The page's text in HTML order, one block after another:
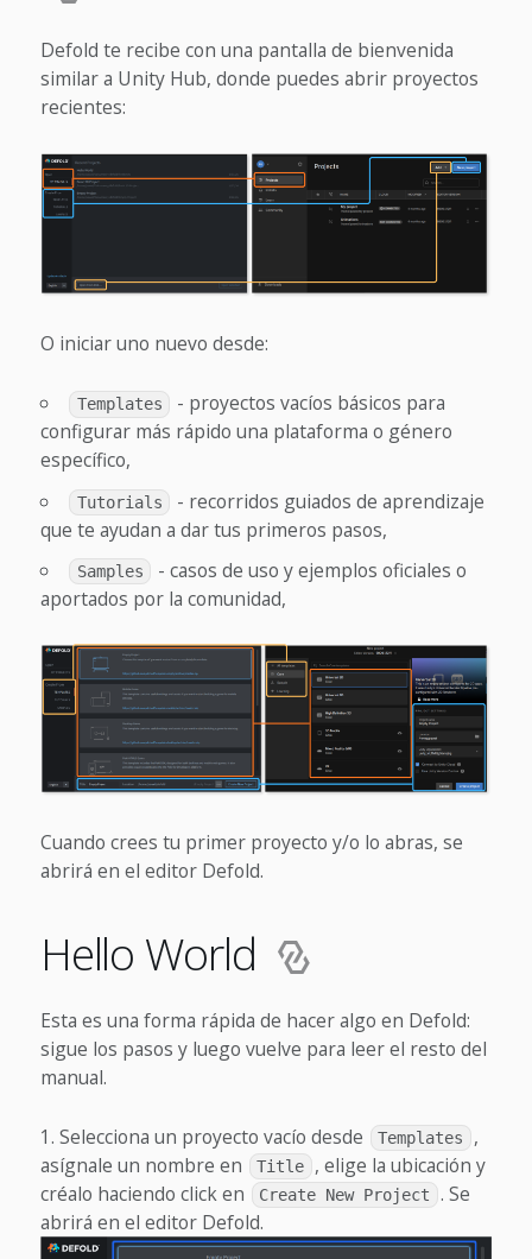
Defold te recibe con una pantalla de bienvenida
similar a Unity Hub, donde puedes abrir proyectos
recientes:
O iniciar uno nuevo desde:
Templates
- proyectos vacíos básicos para
configurar más rápido una plataforma o género
específico,
Tutorials
- recorridos guiados de aprendizaje
que te ayudan a dar tus primeros pasos,
Samples
- casos de uso y ejemplos oficiales o
aportados por la comunidad,
Cuando crees tu primer proyecto y/o lo abras, se
abrirá en el editor Defold.
Hello World
Esta es una forma rápida de hacer algo en Defold:
sigue los pasos y luego vuelve para leer el resto del
manual.
Selecciona un proyecto vacío desde Templates
,
asígnale un nombre en
Title
, elige la ubicación y
créalo haciendo click en
Create New Project
. Se
abrirá en el editor Defold.